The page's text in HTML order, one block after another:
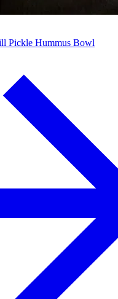
Pickle Hummus Bowl